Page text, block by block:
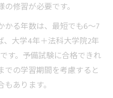
たい信頼性と実績
べき準備とマナー
ミュニケーションのコ
修習が必要です。
かる年数は、最短でも6～7
大学4年＋法科大学院2年
す。予備試験に合格できれ
での学習期間を考慮すると
あります。